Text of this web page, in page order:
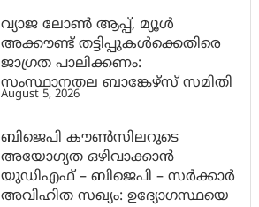
വ്യാജ ലോൺ ആപ്പ്, മ്യൂൾ
അക്കൗണ്ട് തട്ടിപ്പുകൾക്കെതിരെ
ജാ​ഗ്രത പാലിക്കണം:
സംസ്ഥാനതല ബാങ്കേഴ്സ് സമിതി
August 5, 2026
ബിജെപി കൗൺസിലറുടെ
അയോഗ്യത ഒഴിവാക്കാൻ
യുഡിഎഫ് – ബിജെപി – സർക്കാർ
അവിഹിത സഖ്യം: ഉദ്യോഗസ്ഥയെ